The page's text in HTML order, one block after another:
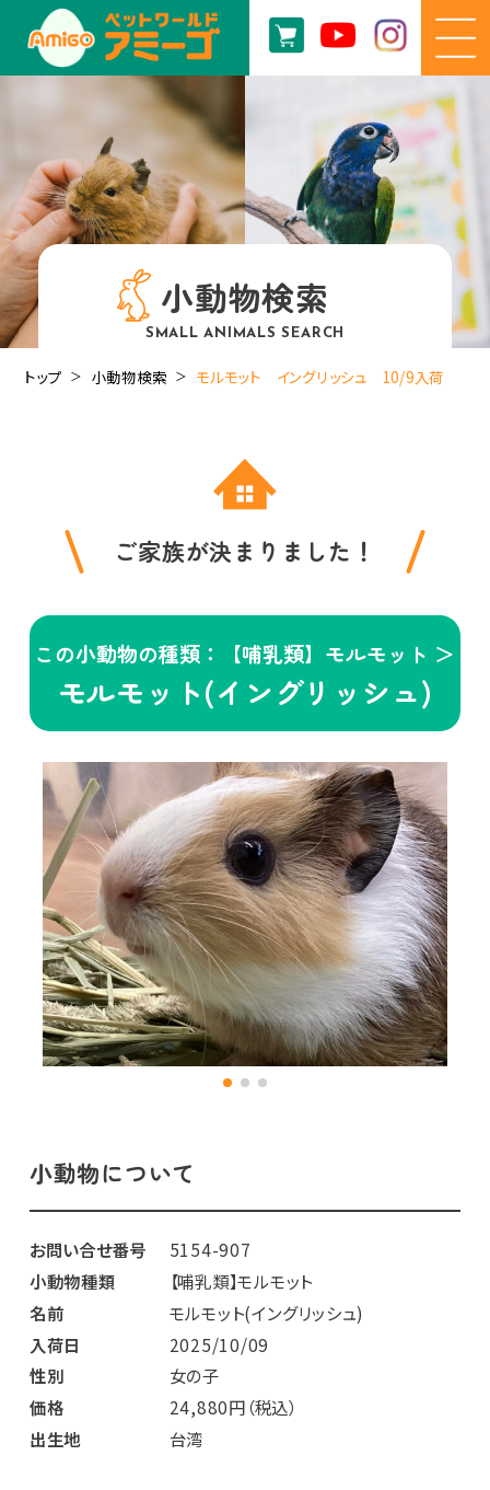
小動物検索
SMALL ANIMALS SEARCH
トップ 小動物検索 モルモット イングリッシュ 10/9入荷
ご家族が決まりました！
この小動物の種類：【哺乳類】モルモット ＞
モルモット(イングリッシュ)
小動物について
お問い合せ番号
5154-907
小動物種類
【哺乳類】モルモット
名前
モルモット(イングリッシュ)
入荷日
2025/10/09
性別
女の子
価格
24,880円（税込）
出生地
台湾